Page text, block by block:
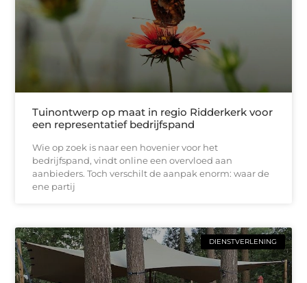
Tuinontwerp op maat in regio Ridderkerk voor
een representatief bedrijfspand
Wie op zoek is naar een hovenier voor het
bedrijfspand, vindt online een overvloed aan
aanbieders. Toch verschilt de aanpak enorm: waar de
ene partij
DIENSTVERLENING